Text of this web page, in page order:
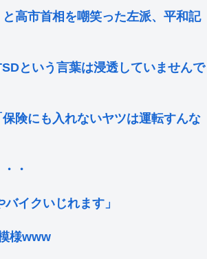
高市首相を嘲笑った左派、平和記
という言葉は浸透していませんで
険にも入れないヤツは運転すんな
・
イクいじれます」
様www